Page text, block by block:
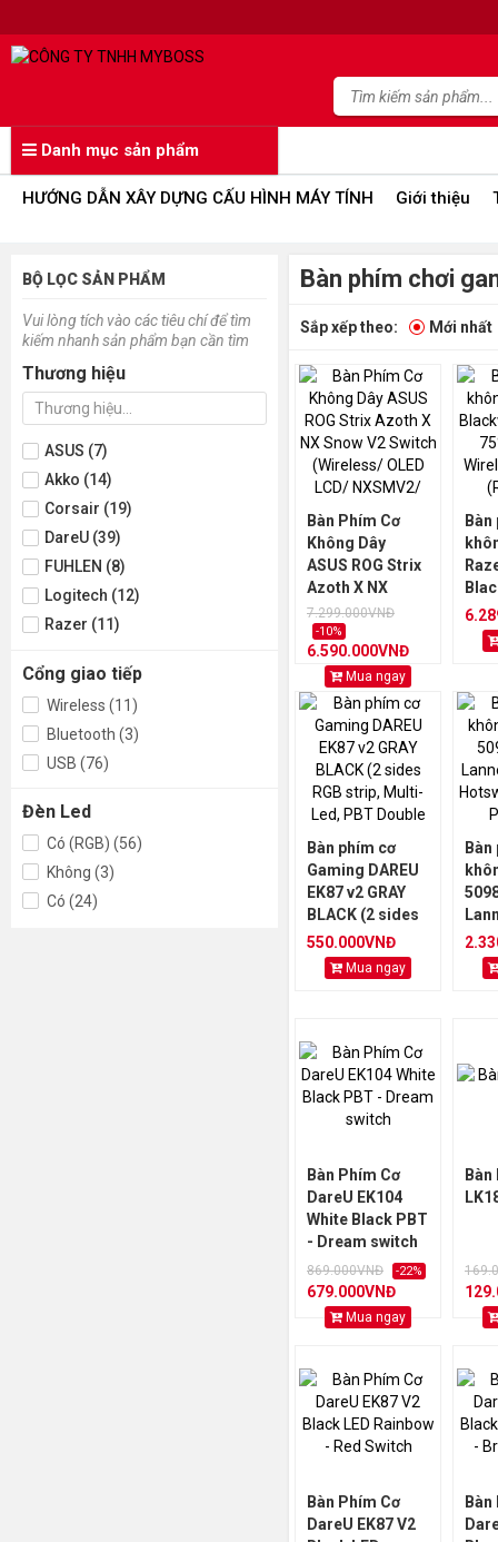
Danh mục sản phẩm
HƯỚNG DẪN XÂY DỰNG CẤU HÌNH MÁY TÍNH Giới thiệu
BỘ LỌC SẢN PHẨM
Vui lòng tích vào các tiêu chí để tìm
kiếm nhanh sản phẩm bạn cần tìm
Thương hiệu
ASUS (7)
Akko (14)
Corsair (19)
DareU (39)
FUHLEN (8)
Logitech (12)
Razer (11)
Cổng giao tiếp
Wireless (11)
Bluetooth (3)
USB (76)
Đèn Led
Có (RGB) (56)
Không (3)
Có (24)
Bàn phím chơi
Sắp xếp theo: Mới nhất
Bàn Phím Cơ
Không Dây
ASUS ROG Strix
Azoth X NX
Snow V2 Switch
(Wireless/ OLED
LCD/ NXSMV2/
Storm/ US/
PBT/ Trắng)
7.299.000VNĐ
-10%
6.590.000VNĐ
Mua ngay
Pro
Bàn phím cơ
Gaming DAREU
EK87 v2 GRAY
BLACK (2 sides
RGB strip, Multi-
Led, PBT
Double Shot
sw)
550.000VNĐ
Mua ngay
Pro)
Bàn Phím Cơ
DareU EK104
White Black PBT
- Dream switch
869.000VNĐ -22%
679.000VNĐ
Mua ngay
Bàn Phím Cơ
DareU EK87 V2